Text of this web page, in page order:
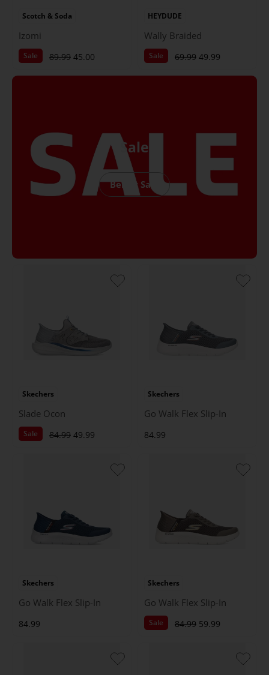
Scotch & Soda
Izomi
Sale 89.99 45.00
HEYDUDE
Wally Braided
Sale 69.99 49.99
Sale
Bekijk Sale
Skechers
Slade Ocon
Sale 84.99 49.99
Skechers
Go Walk Flex Slip-In
84.99
Skechers
Go Walk Flex Slip-In
84.99
Skechers
Go Walk Flex Slip-In
Sale 84.99 59.99